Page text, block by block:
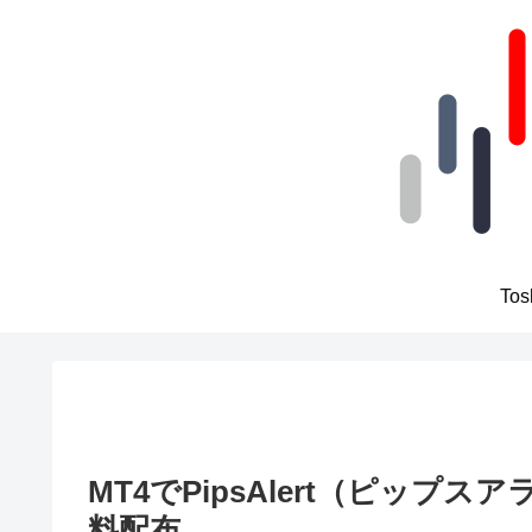
MT4でPipsAlert（ピップスア